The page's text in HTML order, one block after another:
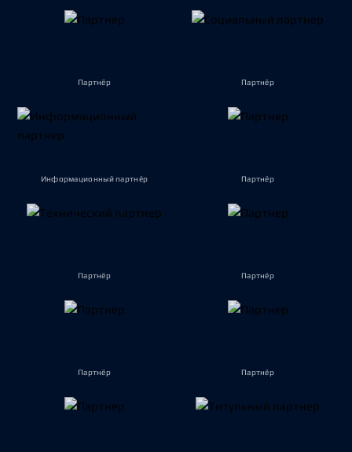
Партнёр Партнёр
Информационный партнёр Партнёр
Партнёр Партнёр
Партнёр Партнёр